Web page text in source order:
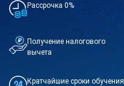
Рассрочка 0%
Получение налогового
вычета
Кратчайшие сроки обучения